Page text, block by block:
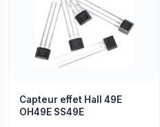
Capteur effet Hall 49E
OH49E SS49E